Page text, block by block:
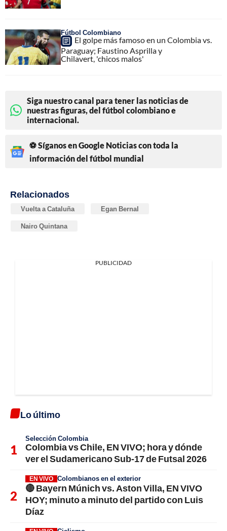
Fútbol Colombiano
El golpe más famoso en un Colombia vs.
Paraguay; Faustino Asprilla y
Chilavert, 'chicos malos'
Siga nuestro canal para tener las noticias de
nuestras figuras, del fútbol colombiano e
internacional.
⚽ Síganos en Google Noticias con toda la
información del fútbol mundial
Relacionados
Vuelta a Cataluña Egan Bernal
Nairo Quintana
PUBLICIDAD
Lo último
Selección Colombia
Colombia vs Chile, EN VIVO; hora y dónde
ver el Sudamericano Sub-17 de Futsal 2026
EN VIVO Colombianos en el exterior
🔴 Bayern Múnich vs. Aston Villa, EN VIVO
HOY; minuto a minuto del partido con Luis
Díaz